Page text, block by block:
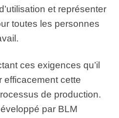
et représenter
toutes les personnes
ces exigences qu’il
efficacement cette
de production.
par BLM